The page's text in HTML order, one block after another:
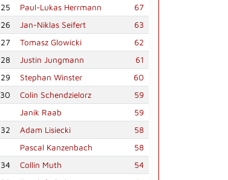
25
Paul-Lukas Herrmann
67
26
Jan-Niklas Seifert
63
27
Tomasz Glowicki
62
28
Justin Jungmann
61
29
Stephan Winster
60
30
Colin Schendzielorz
59
Janik Raab
59
32
Adam Lisiecki
58
Pascal Kanzenbach
58
34
Collin Muth
54